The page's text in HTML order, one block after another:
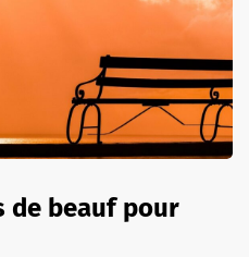
de beauf pour